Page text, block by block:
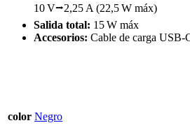
10 V⭢2,25 A (22,5 W máx)
Salida total: 15 W máx
Accesorios: Cable de carga USB-
color Negro